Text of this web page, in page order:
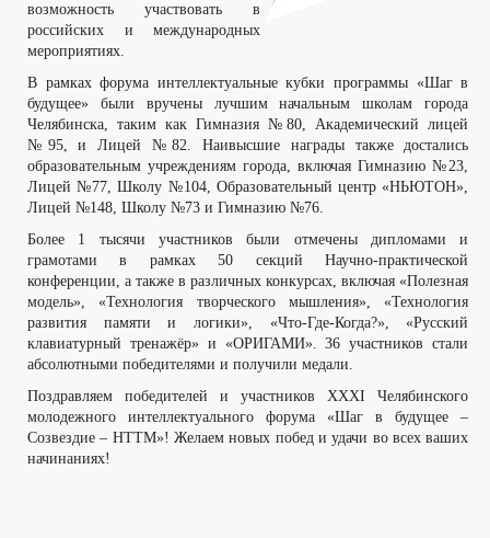
возможность участвовать в
российских и международных
мероприятиях.
В рамках форума интеллектуальные кубки программы «Шаг в
будущее» были вручены лучшим начальным школам города
Челябинска, таким как Гимназия №80, Академический лицей
№95, и Лицей №82. Наивысшие награды также достались
образовательным учреждениям города, включая Гимназию №23,
Лицей №77, Школу №104, Образовательный центр «НЬЮТОН»,
Лицей №148, Школу №73 и Гимназию №76.
Более 1 тысячи участников были отмечены дипломами и
грамотами в рамках 50 секций Научно-практической
конференции, а также в различных конкурсах, включая «Полезная
модель», «Технология творческого мышления», «Технология
развития памяти и логики», «Что-Где-Когда?», «Русский
клавиатурный тренажёр» и «ОРИГАМИ». 36 участников стали
абсолютными победителями и получили медали.
Поздравляем победителей и участников XXXI Челябинского
молодежного интеллектуального форума «Шаг в будущее –
Созвездие – НТТМ»! Желаем новых побед и удачи во всех ваших
начинаниях!